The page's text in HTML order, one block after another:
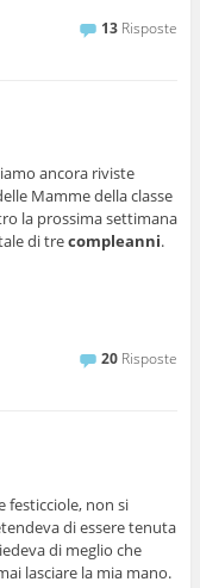
13 Risposte
ancora riviste
Mamme della classe
la prossima settimana
di trecompleanni.
20 Risposte
festicciole, non si
di essere tenuta
di meglio che
lasciare la mia mano.